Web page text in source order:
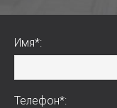
Имя*:
Телефон*: